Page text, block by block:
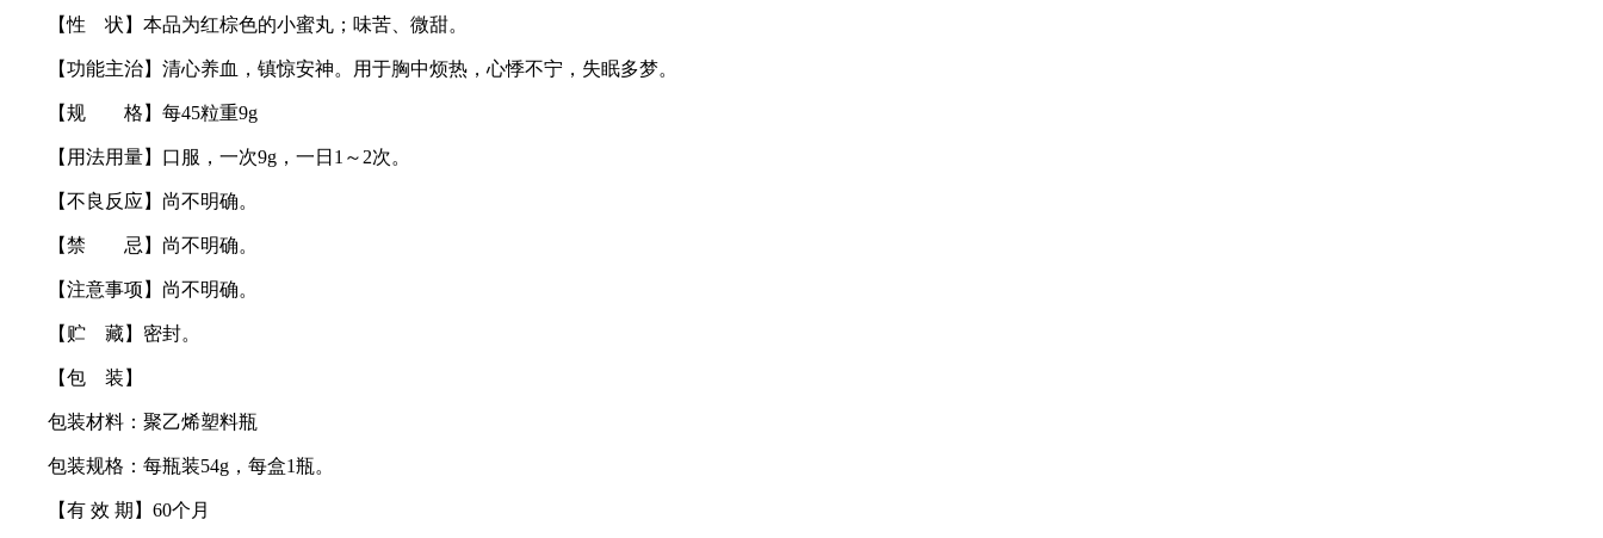
【性 状】本品为红棕色的小蜜丸；味苦、微甜。
【功能主治】清心养血，镇惊安神。用于胸中烦热，心悸不宁，失眠多梦。
【规 格】每45粒重9g
【用法用量】口服，一次9g，一日1～2次。
【不良反应】尚不明确。
【禁 忌】尚不明确。
【注意事项】尚不明确。
【贮 藏】密封。
【包 装】
包装材料：聚乙烯塑料瓶
包装规格：每瓶装54g，每盒1瓶。
【有 效 期】60个月